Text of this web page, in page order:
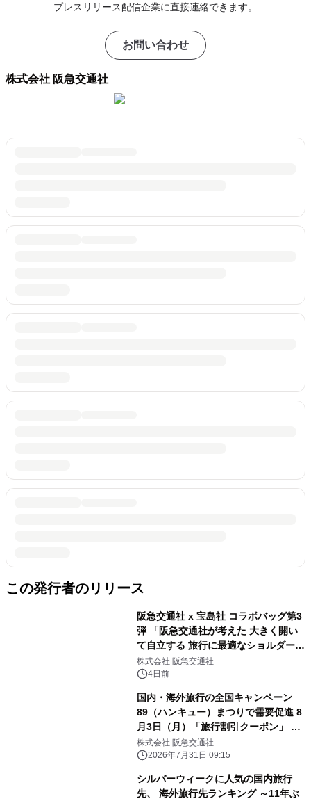
プレスリリース配信企業に直接連絡できます。
お問い合わせ
株式会社 阪急交通社
この発行者のリリース
阪急交通社 x 宝島社 コラボバッグ第3
弾 「阪急交通社が考えた 大きく開い
て自立する 旅行に最適なショルダーバ
ッグBOOK」 8月4日（火）ウェブサ
イトで予約販売を開始
株式会社 阪急交通社
4日前
国内・海外旅行の全国キャンペーン
89（ハンキュー）まつりで需要促進 8
月3日（月）「旅行割引クーポン」 配
布開始（ウェブ限定）
株式会社 阪急交通社
2026年7月31日 09:15
シルバーウィークに人気の国内旅行
先、 海外旅行先ランキング ～11年ぶ